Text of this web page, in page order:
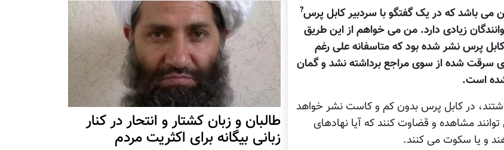
می باشد که در يک گفتگو با سردبير کابل پرس?
زيادی دارد. من می خواهم از اين طريق
پرس نشر شده بود که متاسفانه علی رغم
ی سرقت شده از سوی مراجع برداشته نشد و گمان
شده است.
در کابل پرس بدون کم و کاست نشر خواهد
مشاهده و قضاوت کنند که آيا نهادهای
و يا سکوت می کنند.
طالبان و زبان کشتار و انتحار در کنار
زبانی بیگانه برای اکثریت مردم